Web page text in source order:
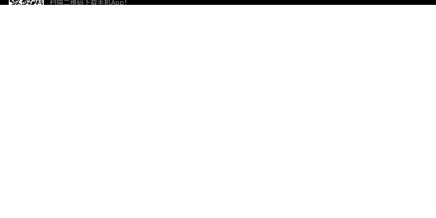
扫描二维码下载手机App！